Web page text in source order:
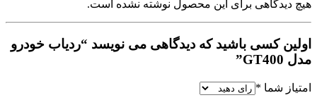
هیچ دیدگاهی برای این محصول نوشته نشده است.
اولین کسی باشید که دیدگاهی می نویسد “ردیاب خودرو
مدل GT400”
امتیاز شما *